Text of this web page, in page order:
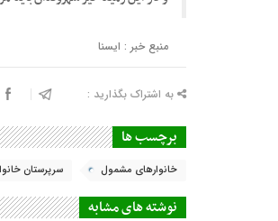
منبع خبر : ایسنا
به اشتراک بگذارید :
برچسب ها
خانوارهای مشمول سرپرستان
نوشته های مشابه